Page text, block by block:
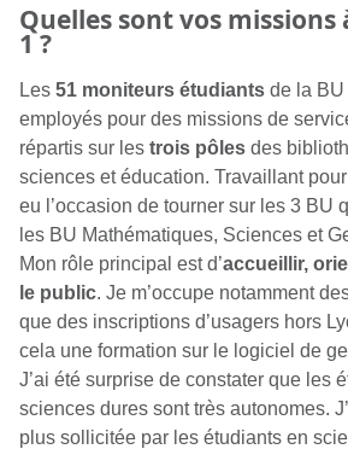
Quelles sont vos missions
1 ?
Les 51 moniteurs étudiants de la BU
employés pour des missions de
répartis sur les trois pôles des
sciences et éducation. Travaillant
eu l’occasion de tourner sur les 3 BU
les BU Mathématiques, Sciences et
Mon rôle principal est d’accueillir,
le public. Je m’occupe notamment
que des inscriptions d’usagers hors
cela une formation sur le logiciel de
J’ai été surprise de constater que les
sciences dures sont très autonomes.
plus sollicitée par les étudiants en